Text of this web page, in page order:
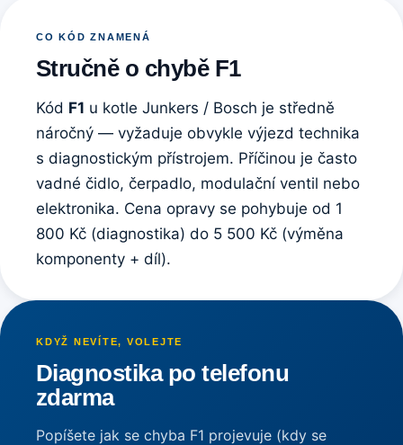
CO KÓD ZNAMENÁ
Stručně o chybě F1
Kód F1 u kotle Junkers / Bosch je středně
náročný — vyžaduje obvykle výjezd technika
s diagnostickým přístrojem. Příčinou je často
vadné čidlo, čerpadlo, modulační ventil nebo
elektronika. Cena opravy se pohybuje od 1
800 Kč (diagnostika) do 5 500 Kč (výměna
komponenty + díl).
KDYŽ NEVÍTE, VOLEJTE
Diagnostika po telefonu
zdarma
Popíšete jak se chyba F1 projevuje (kdy se